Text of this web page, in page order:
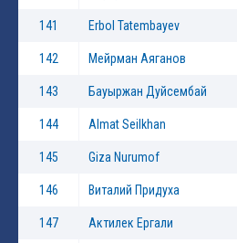
141 Erbol Tatembayev
142 Мейрман Аяганов
143 Бауыржан Дуйсембай
144 Almat Seilkhan
145 Giza Nurumof
146 Виталий Придуха
147 Актилек Ергали